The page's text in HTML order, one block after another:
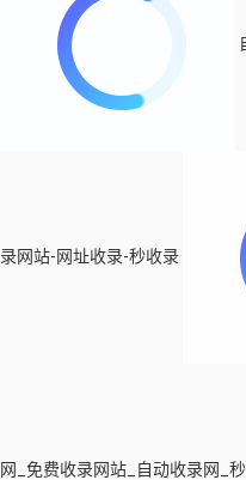
录网站-网址收录-秒收录
网_免费收录网站_自动收录网_